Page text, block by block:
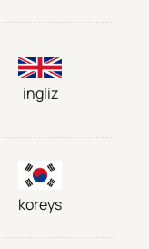
ingliz
koreys